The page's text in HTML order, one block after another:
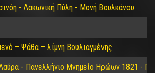
- Λακωνική Πύλη - Μονή Βουλκάνου
– Ψάθα – λίμνη Βουλιαγμένης
- Πανελλήνιο Μνημείο Ηρώων 1821 -